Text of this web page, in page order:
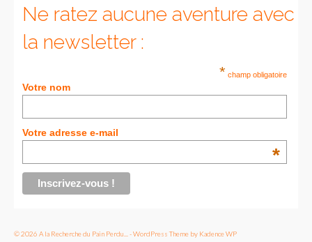
Copenhague
Portugal
Royaume-Uni
GUIDES FOOD
– Berlin
Ne ratez aucune aventure avec
la newsletter :
* champ obligatoire
Votre nom
Votre adresse e-mail
*
© 2026 A la Recherche du Pain Perdu... - WordPress Theme by Kadence WP